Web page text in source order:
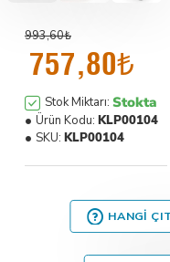
757,80₺
993,60₺
Stok Miktarı: Stokta
Ürün Kodu: KLP00104
SKU: KLP00104
HANGI